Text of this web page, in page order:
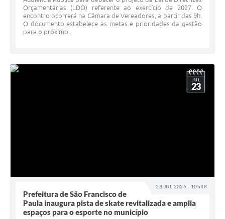
Orçamentárias (LDO) referente ao exercício de 2027. O
encontro ocorrerá na Câmara de Vereadores, a partir das 9h.
O documento estabelece as metas e prioridades da gestão
para o próximo...
23 JUL 2026 - 10h48
JUL
23
Prefeitura de São Francisco de
Paula inaugura pista de skate revitalizada e amplia
espaços para o esporte no município